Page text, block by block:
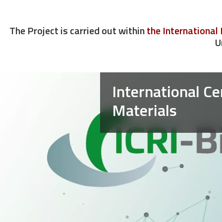
The Project is carried out withinthe International
International
Materials